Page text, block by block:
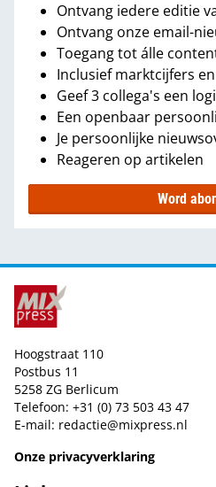
Ontvang iedere editie
Ontvang onze email-
Toegang tot álle
Inclusief marktcijfers
Geef 3 collega's een
Een openbaar
Je persoonlijke
Reageren op artikelen
Word
Hoogstraat 110
Postbus 11
5258 ZG Berlicum
Telefoon: +31 (0) 73 503 43 47
E-mail: redactie@mixpress.nl
Onze privacyverklaring